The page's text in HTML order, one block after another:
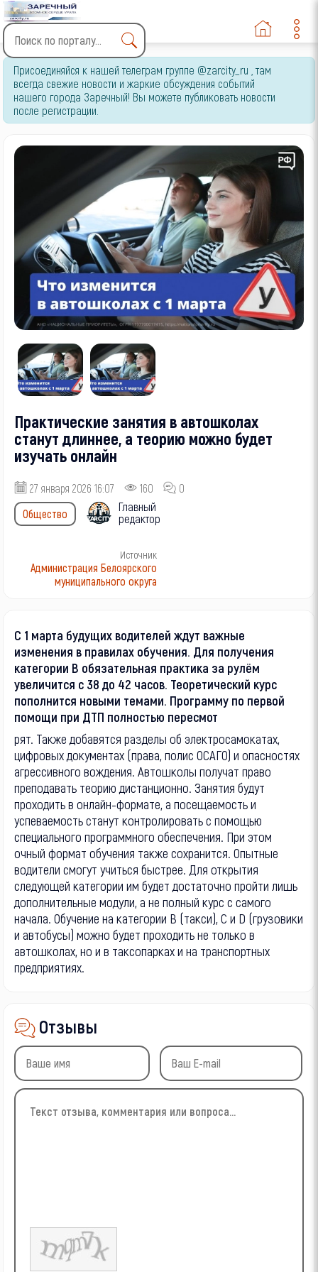
Type 2 or more characters
for results.
Присоединяйся к нашей телеграм группе @zarcity_ru , там
всегда свежие новости и жаркие обсуждения событий
нашего города Заречный! Вы можете публиковать новости
после регистрации.
Практические занятия в автошколах
станут длиннее, а теорию можно будет
изучать онлайн
27 января 2026 16:07 160
0
Общество
Главный
редактор
Источник
Администрация Белоярского
муниципального округа
С 1 марта будущих водителей ждут важные
изменения в правилах обучения. Для получения
категории B обязательная практика за рулём
увеличится с 38 до 42 часов. Теоретический курс
пополнится новыми темами. Программу по первой
помощи при ДТП полностью пересмот
рят. Также добавятся разделы об электросамокатах,
цифровых документах (права, полис ОСАГО) и опасностях
агрессивного вождения. Автошколы получат право
преподавать теорию дистанционно. Занятия будут
проходить в онлайн-формате, а посещаемость и
успеваемость станут контролировать с помощью
специального программного обеспечения. При этом
очный формат обучения также сохранится. Опытные
водители смогут учиться быстрее. Для открытия
следующей категории им будет достаточно пройти лишь
дополнительные модули, а не полный курс с самого
начала. Обучение на категории B (такси), C и D (грузовики
и автобусы) можно будет проходить не только в
автошколах, но и в таксопарках и на транспортных
предприятиях.
Отзывы